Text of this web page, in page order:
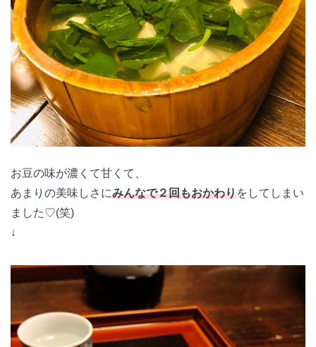
お豆の味が濃くて甘くて、
あまりの美味しさにみんなで２回もおかわりをしてしまい
ました♡(笑)
↓